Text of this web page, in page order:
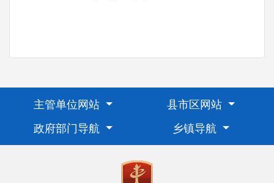
主管单位网站
县市区网站
政府部门导航
乡镇导航